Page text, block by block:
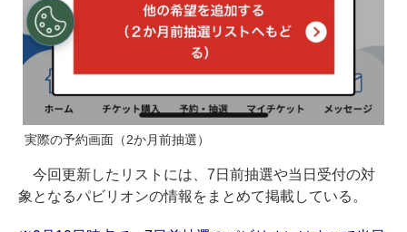
実際の予約画面（2か月前抽選）
今回更新したリストには、7日前抽選や当日受付の対
象となるパビリオンの情報をまとめて掲載している。